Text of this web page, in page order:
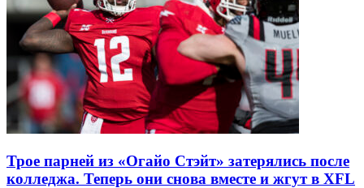
Трое парней из «Огайо Стэйт» затерялись после
колледжа. Теперь они снова вместе и жгут в XFL